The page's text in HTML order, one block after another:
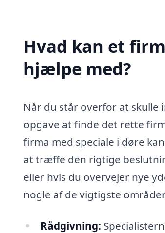
Hvad kan et
hjælpe med?
Når du står overfor at skulle
opgave at finde det rette
firma med speciale i døre
at træffe den rigtige
eller hvis du overvejer nye
nogle af de vigtigste
Rådgivning: